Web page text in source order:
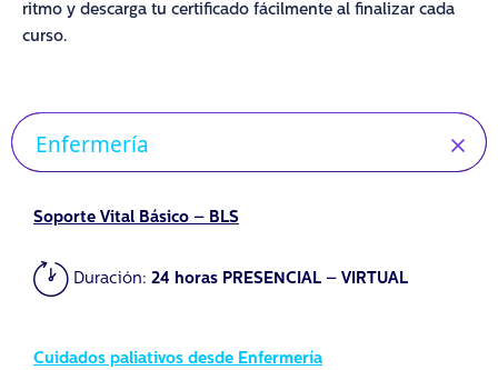
ritmo y descarga tu certificado fácilmente al finalizar cada
curso.
Enfermería
Soporte Vital Básico – BLS
Duración: 24 horas PRESENCIAL – VIRTUAL
Cuidados paliativos desde Enfermería